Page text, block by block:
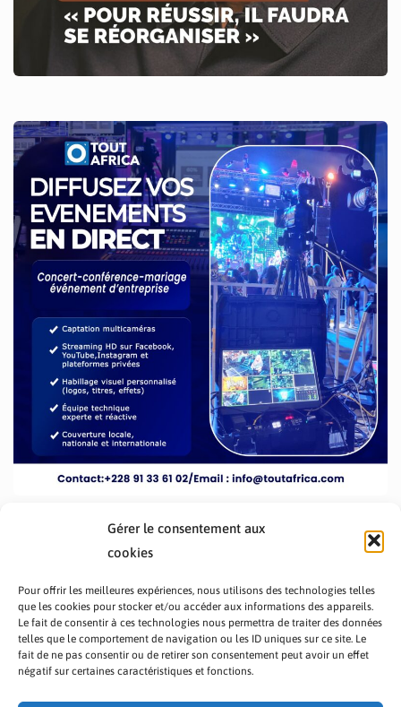
Gérer le consentement aux
cookies
Pour offrir les meilleures expériences, nous utilisons des technologies telles
que les cookies pour stocker et/ou accéder aux informations des appareils.
Le fait de consentir à ces technologies nous permettra de traiter des données
telles que le comportement de navigation ou les ID uniques sur ce site. Le
fait de ne pas consentir ou de retirer son consentement peut avoir un effet
négatif sur certaines caractéristiques et fonctions.
PRÉSENTATION TOUTAFRICA
A PROPOS